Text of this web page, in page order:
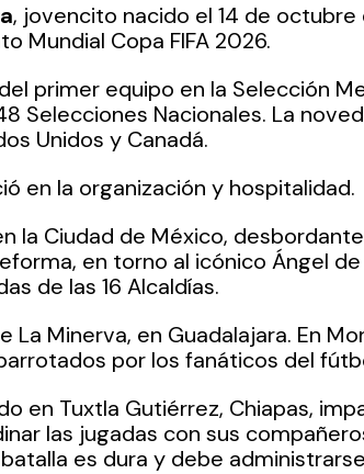
, jovencito nacido el 14 de
Mundial Copa FIFA 2026.
primer equipo en la Selección
Selecciones Nacionales. La
Unidos y Canadá.
en la organización y hospitalidad.
la Ciudad de México,
en torno al icónico Ángel
de las 16 Alcaldías.
La Minerva, en Guadalajara. En
por los fanáticos del
en Tuxtla Gutiérrez, Chiapas,
las jugadas con sus
es dura y debe